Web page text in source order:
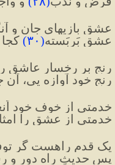
عشق بازیهایِ جان و
عشقِ بَربَسته(۳۰)
رنج بر رخسارِ عاشق
رنج خود آوازه یی، آن
خدمتی از خوف خود
خدمتی از عشق را
یک قدم راهست گر
پس حدیثِ راه دور و